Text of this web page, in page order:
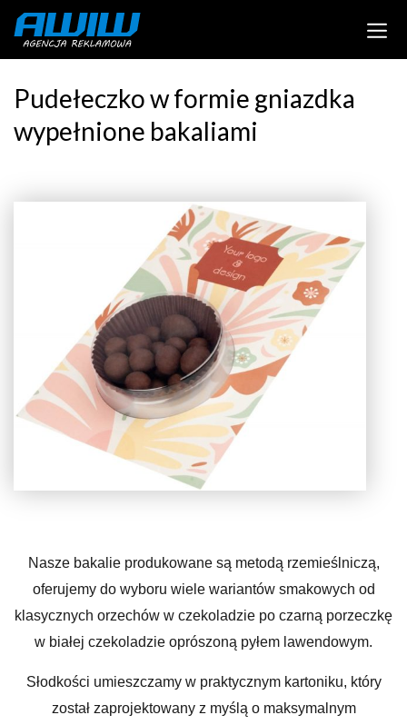
Pudełeczko w formie gniazdka
wypełnione bakaliami
Nasze bakalie produkowane są metodą rzemieślniczą,
oferujemy do wyboru wiele wariantów smakowych od
klasycznych orzechów w czekoladzie po czarną porzeczkę
w białej czekoladzie oprószoną pyłem lawendowym.
Słodkości umieszczamy w praktycznym kartoniku, który
został zaprojektowany z myślą o maksymalnym